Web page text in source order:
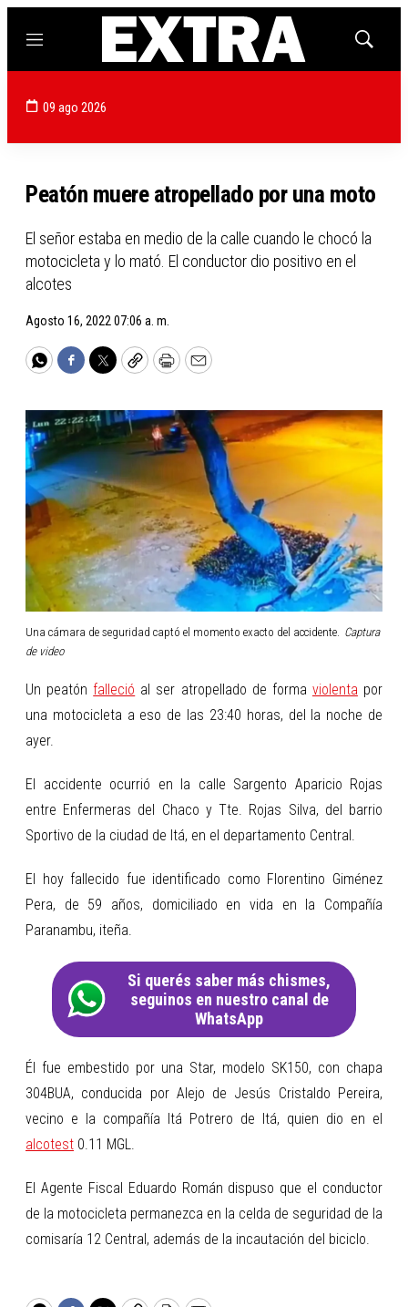
Menú
Mostrar
09 ago 2026
Peatón muere atropellado por una moto
El señor estaba en medio de la calle cuando le chocó la
motocicleta y lo mató. El conductor dio positivo en el
alcotes
Agosto 16, 2022 07:06 a. m.
WhatsApp
Facebook
TwitterCopyPrintEmail
Una cámara de seguridad captó el momento exacto del accidente. Captura
de video
Un peatón falleció al ser atropellado de forma violenta por
una motocicleta a eso de las 23:40 horas, del la noche de
ayer.
El accidente ocurrió en la calle Sargento Aparicio Rojas
entre Enfermeras del Chaco y Tte. Rojas Silva, del barrio
Sportivo de la ciudad de Itá, en el departamento Central.
El hoy fallecido fue identificado como Florentino Giménez
Pera, de 59 años, domiciliado en vida en la Compañía
Paranambu, iteña.
Si querés saber más chismes,
seguinos en nuestro canal de
WhatsApp
Él fue embestido por una Star, modelo SK150, con chapa
304BUA, conducida por Alejo de Jesús Cristaldo Pereira,
vecino e la compañía Itá Potrero de Itá, quien dio en el
alcotest 0.11 MGL.
El Agente Fiscal Eduardo Román dispuso que el conductor
de la motocicleta permanezca en la celda de seguridad de la
comisaría 12 Central, además de la incautación del biciclo.